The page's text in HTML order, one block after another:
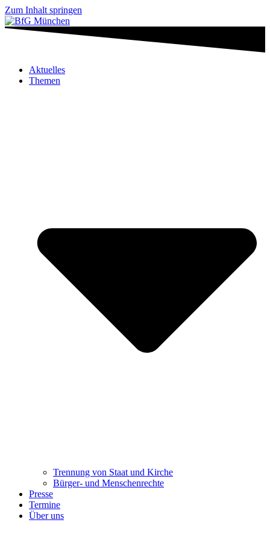
Zum Inhalt springen
Aktuelles
Themen
Trennung ​​​​​​​von Staat und Kirche
Bürger- und Menschenrechte
Presse
Termine
Über uns